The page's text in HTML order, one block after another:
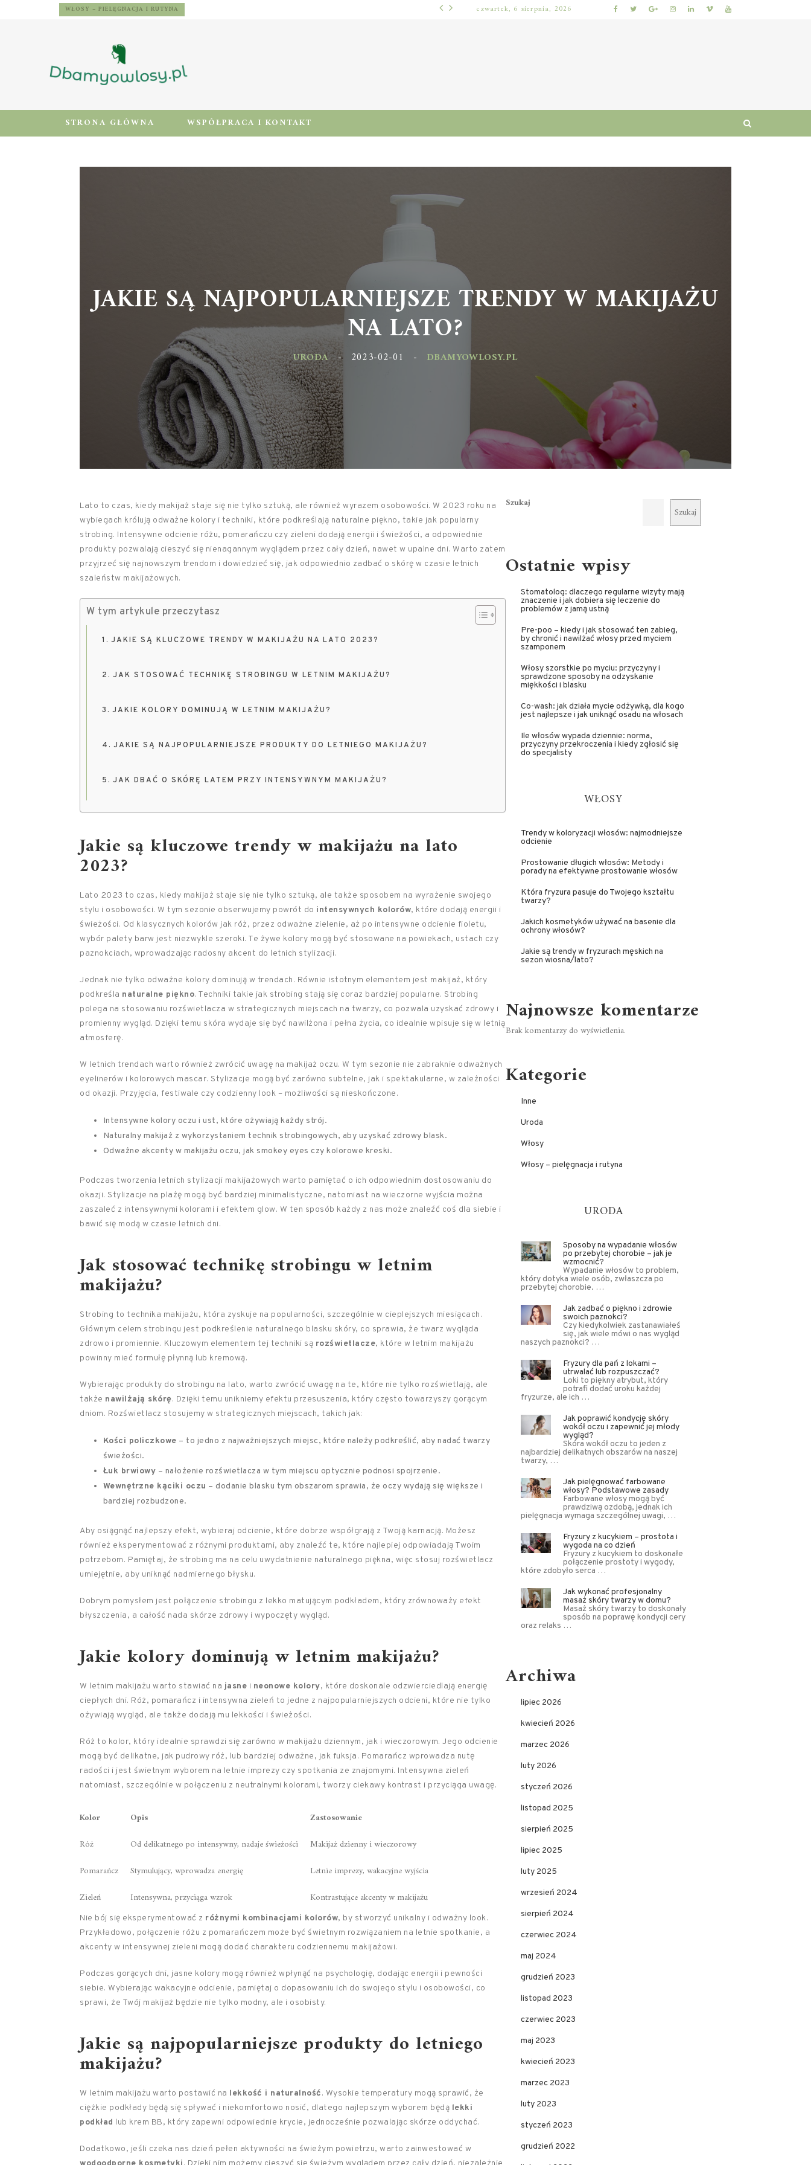
WŁOSY – PIELĘGNACJA I RUTYNA WŁOSY – PIELĘGNACJA I RUTYNA
czwartek, 6 sierpnia, 2026
STRONA GŁÓWNA WSPÓŁPRACA I KONTAKT
JAKIE SĄ NAJPOPULARNIEJSZE TRENDY W MAKIJAŻU
NA LATO?
URODA - 2023-02-01 - DBAMYOWLOSY.PL
Lato to czas, kiedy makijaż staje się nie tylko sztuką, ale również wyrazem osobowości. W 2023 roku na
wybiegach królują odważne kolory i techniki, które podkreślają naturalne piękno, takie jak popularny
strobing. Intensywne odcienie różu, pomarańczu czy zieleni dodają energii i świeżości, a odpowiednie
produkty pozwalają cieszyć się nienagannym wyglądem przez cały dzień, nawet w upalne dni. Warto zatem
przyjrzeć się najnowszym trendom i dowiedzieć się, jak odpowiednio zadbać o skórę w czasie letnich
szaleństw makijażowych.
W tym artykule przeczytasz
JAKIE SĄ KLUCZOWE TRENDY W MAKIJAŻU NA LATO 2023?
JAK STOSOWAĆ TECHNIKĘ STROBINGU W LETNIM MAKIJAŻU?
JAKIE KOLORY DOMINUJĄ W LETNIM MAKIJAŻU?
JAKIE SĄ NAJPOPULARNIEJSZE PRODUKTY DO LETNIEGO MAKIJAŻU?
JAK DBAĆ O SKÓRĘ LATEM PRZY INTENSYWNYM MAKIJAŻU?
Jakie są kluczowe trendy w makijażu na lato
2023?
Lato 2023 to czas, kiedy makijaż staje się nie tylko sztuką, ale także sposobem na wyrażenie swojego
stylu i osobowości. W tym sezonie obserwujemy powrót do intensywnych kolorów, które dodają energii i
świeżości. Od klasycznych kolorów jak róż, przez odważne zielenie, aż po intensywne odcienie fioletu,
wybór palety barw jest niezwykle szeroki. Te żywe kolory mogą być stosowane na powiekach, ustach czy
paznokciach, wprowadzając radosny akcent do letnich stylizacji.
Jednak nie tylko odważne kolory dominują w trendach. Równie istotnym elementem jest makijaż, który
podkreśla naturalne piękno. Techniki takie jak strobing stają się coraz bardziej popularne. Strobing
polega na stosowaniu rozświetlacza w strategicznych miejscach na twarzy, co pozwala uzyskać zdrowy i
promienny wygląd. Dzięki temu skóra wydaje się być nawilżona i pełna życia, co idealnie wpisuje się w letnią
atmosferę.
W letnich trendach warto również zwrócić uwagę na makijaż oczu. W tym sezonie nie zabraknie odważnych
eyelinerów i kolorowych mascar. Stylizacje mogą być zarówno subtelne, jak i spektakularne, w zależności
od okazji. Przyjęcia, festiwale czy codzienny look – możliwości są nieskończone.
Intensywne kolory oczu i ust, które ożywiają każdy strój.
Naturalny makijaż z wykorzystaniem technik strobingowych, aby uzyskać zdrowy blask.
Odważne akcenty w makijażu oczu, jak smokey eyes czy kolorowe kreski.
Podczas tworzenia letnich stylizacji makijażowych warto pamiętać o ich odpowiednim dostosowaniu do
okazji. Stylizacje na plażę mogą być bardziej minimalistyczne, natomiast na wieczorne wyjścia można
zaszaleć z intensywnymi kolorami i efektem glow. W ten sposób każdy z nas może znaleźć coś dla siebie i
bawić się modą w czasie letnich dni.
Jak stosować technikę strobingu w letnim
makijażu?
Strobing to technika makijażu, która zyskuje na popularności, szczególnie w cieplejszych miesiącach.
Głównym celem strobingu jest podkreślenie naturalnego blasku skóry, co sprawia, że twarz wygląda
zdrowo i promiennie. Kluczowym elementem tej techniki są rozświetlacze, które w letnim makijażu
powinny mieć formułę płynną lub kremową.
Wybierając produkty do strobingu na lato, warto zwrócić uwagę na te, które nie tylko rozświetlają, ale
także nawilżają skórę. Dzięki temu unikniemy efektu przesuszenia, który często towarzyszy gorącym
dniom. Rozświetlacz stosujemy w strategicznych miejscach, takich jak:
Kości policzkowe – to jedno z najważniejszych miejsc, które należy podkreślić, aby nadać twarzy
świeżości.
Łuk brwiowy – nałożenie rozświetlacza w tym miejscu optycznie podnosi spojrzenie.
Wewnętrzne kąciki oczu – dodanie blasku tym obszarom sprawia, że oczy wydają się większe i
bardziej rozbudzone.
Aby osiągnąć najlepszy efekt, wybieraj odcienie, które dobrze współgrają z Twoją karnacją. Możesz
również eksperymentować z różnymi produktami, aby znaleźć te, które najlepiej odpowiadają Twoim
potrzebom. Pamiętaj, że strobing ma na celu uwydatnienie naturalnego piękna, więc stosuj rozświetlacz
umiejętnie, aby uniknąć nadmiernego błysku.
Dobrym pomysłem jest połączenie strobingu z lekko matującym podkładem, który zrównoważy efekt
błyszczenia, a całość nada skórze zdrowy i wypoczęty wygląd.
Jakie kolory dominują w letnim makijażu?
W letnim makijażu warto stawiać na jasne i neonowe kolory, które doskonale odzwierciedlają energię
ciepłych dni. Róż, pomarańcz i intensywna zieleń to jedne z najpopularniejszych odcieni, które nie tylko
ożywiają wygląd, ale także dodają mu lekkości i świeżości.
Róż to kolor, który idealnie sprawdzi się zarówno w makijażu dziennym, jak i wieczorowym. Jego odcienie
mogą być delikatne, jak pudrowy róż, lub bardziej odważne, jak fuksja. Pomarańcz wprowadza nutę
radości i jest świetnym wyborem na letnie imprezy czy spotkania ze znajomymi. Intensywna zieleń
natomiast, szczególnie w połączeniu z neutralnymi kolorami, tworzy ciekawy kontrast i przyciąga uwagę.
Kolor Opis
Zastosowanie
Róż
Od delikatnego po intensywny, nadaje świeżości
Makijaż dzienny i wieczorowy
Pomarańcz
Stymulujący, wprowadza energię
Letnie imprezy, wakacyjne wyjścia
Zieleń
Intensywna, przyciąga wzrok Kontrastujące akcenty w makijażu
Nie bój się eksperymentować z różnymi kombinacjami kolorów, by stworzyć unikalny i odważny look.
Przykładowo, połączenie różu z pomarańczem może być świetnym rozwiązaniem na letnie spotkanie, a
akcenty w intensywnej zieleni mogą dodać charakteru codziennemu makijażowi.
Podczas gorących dni, jasne kolory mogą również wpłynąć na psychologię, dodając energii i pewności
siebie. Wybierając wakacyjne odcienie, pamiętaj o dopasowaniu ich do swojego stylu i osobowości, co
sprawi, że Twój makijaż będzie nie tylko modny, ale i osobisty.
Jakie są najpopularniejsze produkty do letniego
makijażu?
W letnim makijażu warto postawić na lekkość i naturalność. Wysokie temperatury mogą sprawić, że
ciężkie podkłady będą się spływać i niekomfortowo nosić, dlatego najlepszym wyborem będą lekki
podkład lub krem BB, który zapewni odpowiednie krycie, jednocześnie pozwalając skórze oddychać.
Dodatkowo, jeśli czeka nas dzień pełen aktywności na świeżym powietrzu, warto zainwestować w
Szukaj
Szukaj
Ostatnie wpisy
Stomatolog: dlaczego regularne wizyty mają
znaczenie i jak dobiera się leczenie do
problemów z jamą ustną
Pre-poo – kiedy i jak stosować ten zabieg,
by chronić i nawilżać włosy przed myciem
szamponem
Włosy szorstkie po myciu: przyczyny i
sprawdzone sposoby na odzyskanie
miękkości i blasku
Co-wash: jak działa mycie odżywką, dla kogo
jest najlepsze i jak uniknąć osadu na włosach
Ile włosów wypada dziennie: norma,
przyczyny przekroczenia i kiedy zgłosić się
do specjalisty
WŁOSY
Trendy w koloryzacji włosów: najmodniejsze
odcienie
Prostowanie długich włosów: Metody i
porady na efektywne prostowanie włosów
Która fryzura pasuje do Twojego kształtu
twarzy?
Jakich kosmetyków używać na basenie dla
ochrony włosów?
Jakie są trendy w fryzurach męskich na
sezon wiosna/lato?
Najnowsze komentarze
Brak komentarzy do wyświetlenia.
Kategorie
Inne
Uroda
Włosy
Włosy – pielęgnacja i rutyna
URODA
Sposoby na wypadanie włosów
po przebytej chorobie – jak je
wzmocnić?
Wypadanie włosów to problem,
który dotyka wiele osób, zwłaszcza po
przebytej chorobie. …
Jak zadbać o piękno i zdrowie
swoich paznokci?
Czy kiedykolwiek zastanawiałeś
się, jak wiele mówi o nas wygląd
naszych paznokci? …
Fryzury dla pań z lokami –
utrwalać lub rozpuszczać?
Loki to piękny atrybut, który
potrafi dodać uroku każdej
fryzurze, ale ich …
Jak poprawić kondycję skóry
wokół oczu i zapewnić jej młody
wygląd?
Skóra wokół oczu to jeden z
najbardziej delikatnych obszarów na naszej
twarzy, …
Jak pielęgnować farbowane
włosy? Podstawowe zasady
Farbowane włosy mogą być
prawdziwą ozdobą, jednak ich
pielęgnacja wymaga szczególnej uwagi, …
Fryzury z kucykiem – prostota i
wygoda na co dzień
Fryzury z kucykiem to doskonałe
połączenie prostoty i wygody,
które zdobyło serca …
Jak wykonać profesjonalny
masaż skóry twarzy w domu?
Masaż skóry twarzy to doskonały
sposób na poprawę kondycji cery
oraz relaks …
Archiwa
lipiec 2026
kwiecień 2026
marzec 2026
luty 2026
styczeń 2026
listopad 2025
sierpień 2025
lipiec 2025
luty 2025
wrzesień 2024
sierpień 2024
czerwiec 2024
maj 2024
grudzień 2023
listopad 2023
czerwiec 2023
maj 2023
kwiecień 2023
marzec 2023
luty 2023
styczeń 2023
grudzień 2022